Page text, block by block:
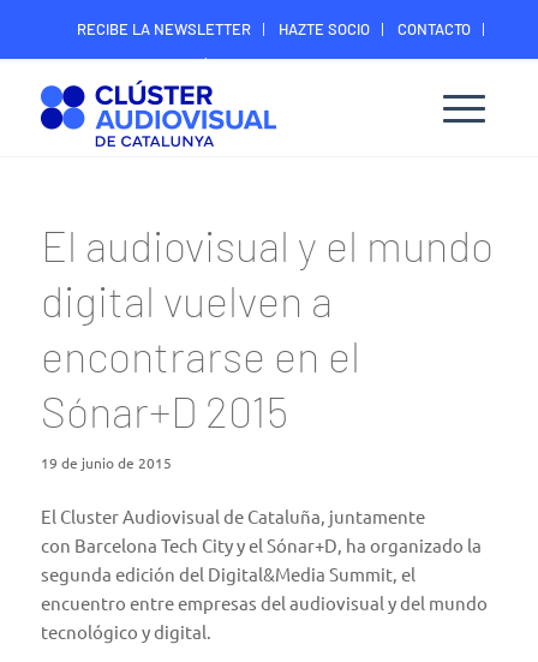
RECIBE LA NEWSLETTER HAZTE SOCIO
CONTACTO
ÁREA DIGITAL SOCIOS
El audiovisual y el mundo
digital vuelven a
encontrarse en el
Sónar+D 2015
19 de junio de 2015
El Cluster Audiovisual de Cataluña, juntamente
con Barcelona Tech Cityy el Sónar+D , ha organizado la
segunda edición del Digital&Media Summit, el
encuentro entre empresas del audiovisual y del mundo
tecnológico y digital.